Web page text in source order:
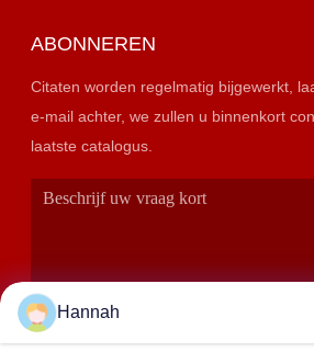
ABONNEREN
Citaten worden regelmatig bijgewerkt,
e-mail achter, we zullen u binnenkort
laatste catalogus.
Hannah